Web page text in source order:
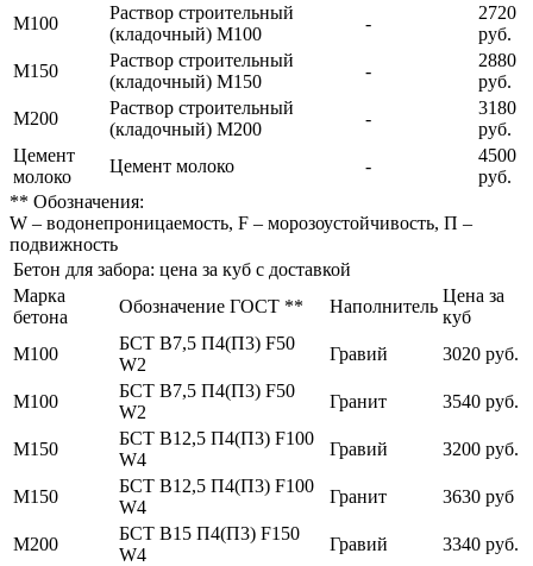
М100
Раствор строительный
(кладочный) М100
-
2720
руб.
М150
Раствор строительный
(кладочный) М150
-
2880
руб.
М200
Раствор строительный
(кладочный) М200
-
3180
руб.
Цемент
молоко
Цемент молоко -
4500
руб.
** Обозначения:
W – водонепроницаемость, F – морозоустойчивость, П –
подвижность
Бетон для забора: цена за куб с доставкой
Марка
бетона
Обозначение ГОСТ ** Наполнитель
Цена за
куб
М100
БСТ В7,5 П4(П3) F50
W2
Гравий 3020 руб.
М100
БСТ В7,5 П4(П3) F50
W2
Гранит 3540 руб.
М150
БСТ В12,5 П4(П3) F100
W4
Гравий 3200 руб.
М150
БСТ В12,5 П4(П3) F100
W4
Гранит 3630 руб
М200
БСТ В15 П4(П3) F150
W4
Гравий 3340 руб.